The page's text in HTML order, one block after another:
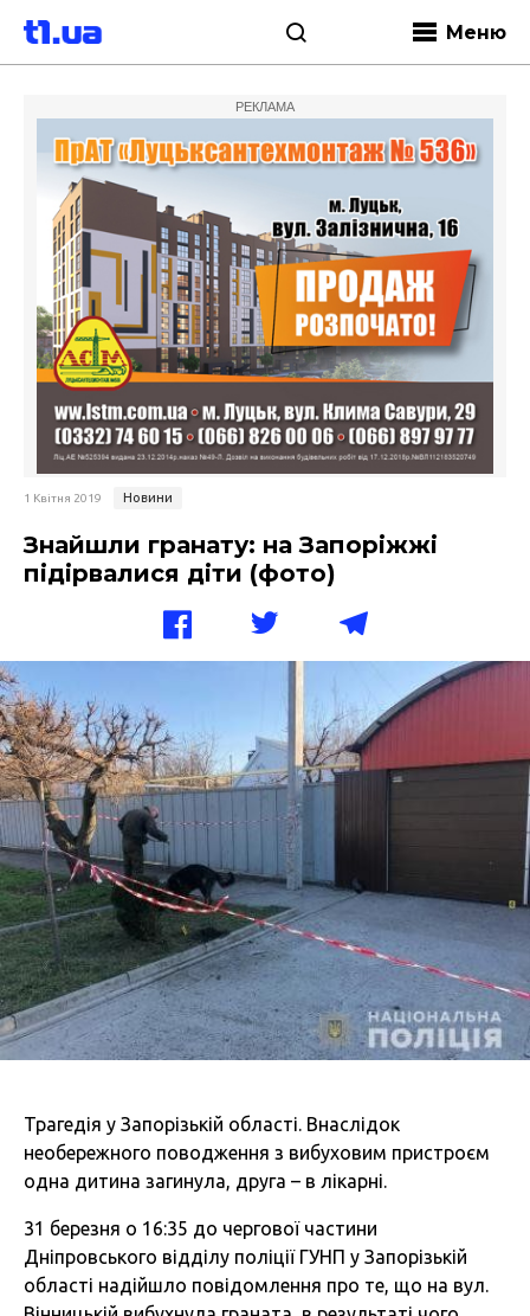
Меню
РЕКЛАМА
1 Квітня 2019 Новини
Знайшли гранату: на Запоріжжі
підірвалися діти (фото)
Трагедія у Запорізькій області. Внаслідок
необережного поводження з вибуховим пристроєм
одна дитина загинула, друга – в лікарні.
31 березня о 16:35 до чергової частини
Дніпровського відділу поліції ГУНП у Запорізькій
області надійшло повідомлення про те, що на вул.